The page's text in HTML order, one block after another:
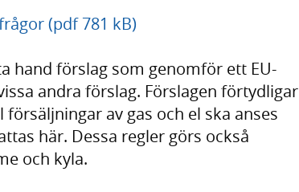
(pdf 781 kB)
hand förslag som genomför ett EU-
andra förslag. Förslagen förtydligar
av gas och el ska anses
här. Dessa regler görs också
och kyla.